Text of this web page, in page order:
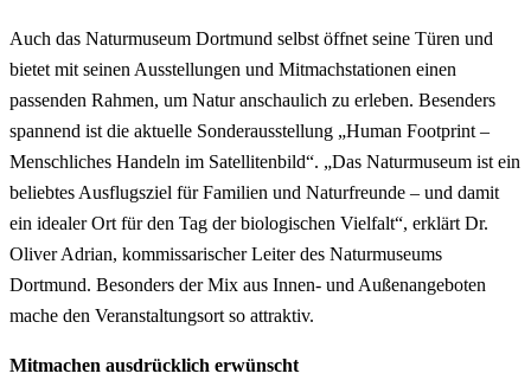
Auch das Naturmuseum Dortmund selbst öffnet seine Türen und
bietet mit seinen Ausstellungen und Mitmachstationen einen
passenden Rahmen, um Natur anschaulich zu erleben. Besenders
spannend ist die aktuelle Sonderausstellung „Human Footprint –
Menschliches Handeln im Satellitenbild“. „Das Naturmuseum ist ein
beliebtes Ausflugsziel für Familien und Naturfreunde – und damit
ein idealer Ort für den Tag der biologischen Vielfalt“, erklärt Dr.
Oliver Adrian, kommissarischer Leiter des Naturmuseums
Dortmund. Besonders der Mix aus Innen- und Außenangeboten
mache den Veranstaltungsort so attraktiv.
Mitmachen ausdrücklich erwünscht